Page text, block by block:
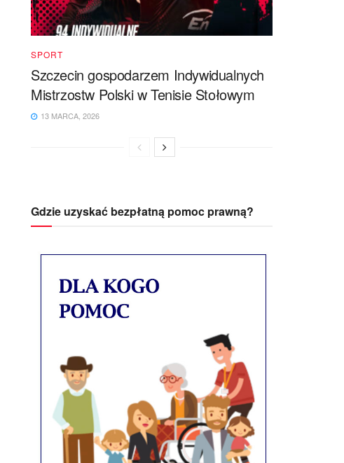
SPORT
Szczecin gospodarzem Indywidualnych
Mistrzostw Polski w Tenisie Stołowym
13 MARCA, 2026
Gdzie uzyskać bezpłatną pomoc prawną?